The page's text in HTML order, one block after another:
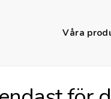
Våra